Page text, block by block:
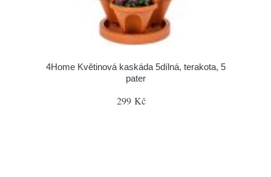
4Home Květinová kaskáda 5dílná, terakota, 5
pater
299 Kč